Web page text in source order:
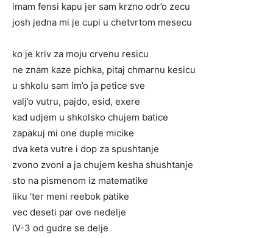
imam fensi kapu jer sam krzno odr’o zecu
josh jedna mi je cupi u chetvrtom mesecu
ko je kriv za moju crvenu resicu
ne znam kaze pichka, pitaj chmarnu kesicu
u shkolu sam im’o ja petice sve
valj’o vutru, pajdo, esid, exere
kad udjem u shkolsko chujem batice
zapakuj mi one duple micike
dva keta vutre i dop za spushtanje
zvono zvoni a ja chujem kesha shushtanje
sto na pismenom iz matematike
liku ‘ter meni reebok patike
vec deseti par ove nedelje
IV-3 od gudre se delje